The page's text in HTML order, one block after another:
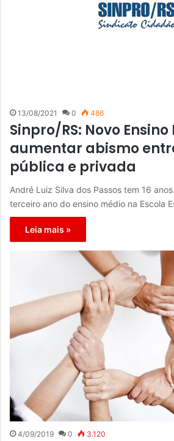
13/08/2021 0 486
Sinpro/RS: Novo
aumentar abismo
pública e privada
André Luiz Silva dos Passos tem 16
terceiro ano do ensino médio na Escola
Leia mais »
4/09/2019 0 3.120